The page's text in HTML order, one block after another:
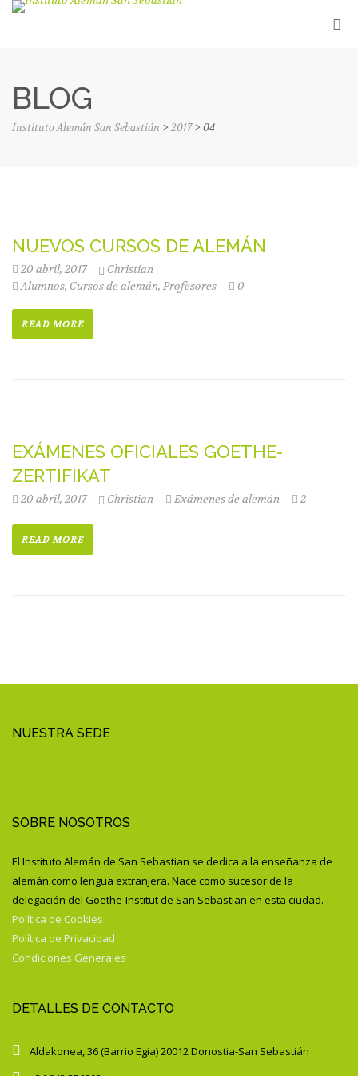
BLOG
Instituto Alemán San Sebastián > 2017> 04
NUEVOS CURSOS DE ALEMÁN
20 abril, 2017
Christian
Alumnos, Cursos de alemán, Profesores 0
READ MORE
EXÁMENES OFICIALES GOETHE-
ZERTIFIKAT
20 abril, 2017 Christian Exámenes de alemán 2
READ MORE
NUESTRA SEDE
SOBRE NOSOTROS
El Instituto Alemán de San Sebastian se dedica a la enseñanza de
alemán como lengua extranjera. Nace como sucesor de la
delegación del Goethe-Institut de San Sebastian en esta ciudad.
Política de Cookies
Política de Privacidad
Condiciones Generales
DETALLES DE CONTACTO
Aldakonea, 36 (Barrio Egia) 20012 Donostia-San Sebastián